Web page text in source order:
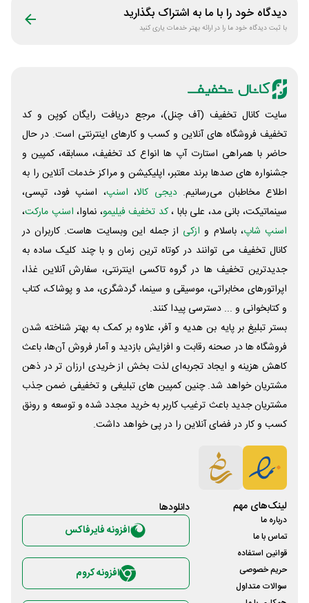
دیدگاه خود را با ما به اشتراک بگذارید
با ثبت دیدگاه خود ما را در ارائه بهتر خدمات یاری کنید
سایت کانال تخفیف (آف چنل)، مرجع دریافت رایگان کوپن و کد
تخفیف فروشگاه های آنلاین و کسب و‌ کارهای اینترنتی است. در حال
حاضر با همراهی استارت آپ ها انواع کد تخفیف، مسابقه، کمپین و
جشنواره های صدها برند معتبر، اپلیکیشن و مراکز خدمات آنلاین را به
اطلاع مخاطبان می‌رسانیم. دیجی کالا، اسنپ، اسنپ فود، تپسی،
سینماتیکت، بانی مد، علی‌ بابا ،کد تخفیف فیلیمو، نماوا، اسنپ مارکت،
اسنپ شاپ، باسلام و ازکی از جمله این وبسایت ‌هاست. کاربران در
کانال تخفیف می توانند در کوتاه ترین زمان و با چند کلیک ساده به
جدیدترین تخفیف ها در گروه تاکسی اینترنتی، سفارش آنلاین غذا،
اپراتورهای مخابراتی، موسیقی و سینما، گردشگری، مد و پوشاک، کتاب
و کتابخوانی و ... دسترسی پیدا کنند.
بستر تبلیغ بر پایه بن هدیه و آفر، علاوه بر کمک به بهتر شناخته شدن
فروشگاه ها در صحنه رقابت و افزایش بازدید و آمار فروش آن‌ها، باعث
کاهش هزینه و ایجاد تجربه‌ای لذت بخش از خریدی ارزان تر در ذهن
مشتریان خواهد شد. چنین کمپین های تبلیغی و تخفیفی ضمن جذب
مشتریان جدید باعث ترغیب کاربر به خرید مجدد شده و توسعه و رونق
کسب و کار در فضای آنلاین را در پی خواهد داشت.
لینک‌های مهم
درباره ما
تماس با ما
قوانین استفاده
حریم خصوصی
سوالات متداول
دانلود‌ها
افزونه فایرفاکس
افزونه کروم